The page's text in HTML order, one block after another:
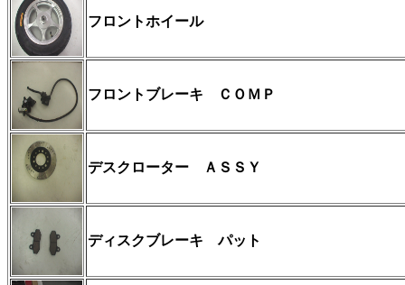
フロントホイール
フロントブレーキ ＣＯＭＰ
デスクローター ＡＳＳＹ
ディスクブレーキ パット